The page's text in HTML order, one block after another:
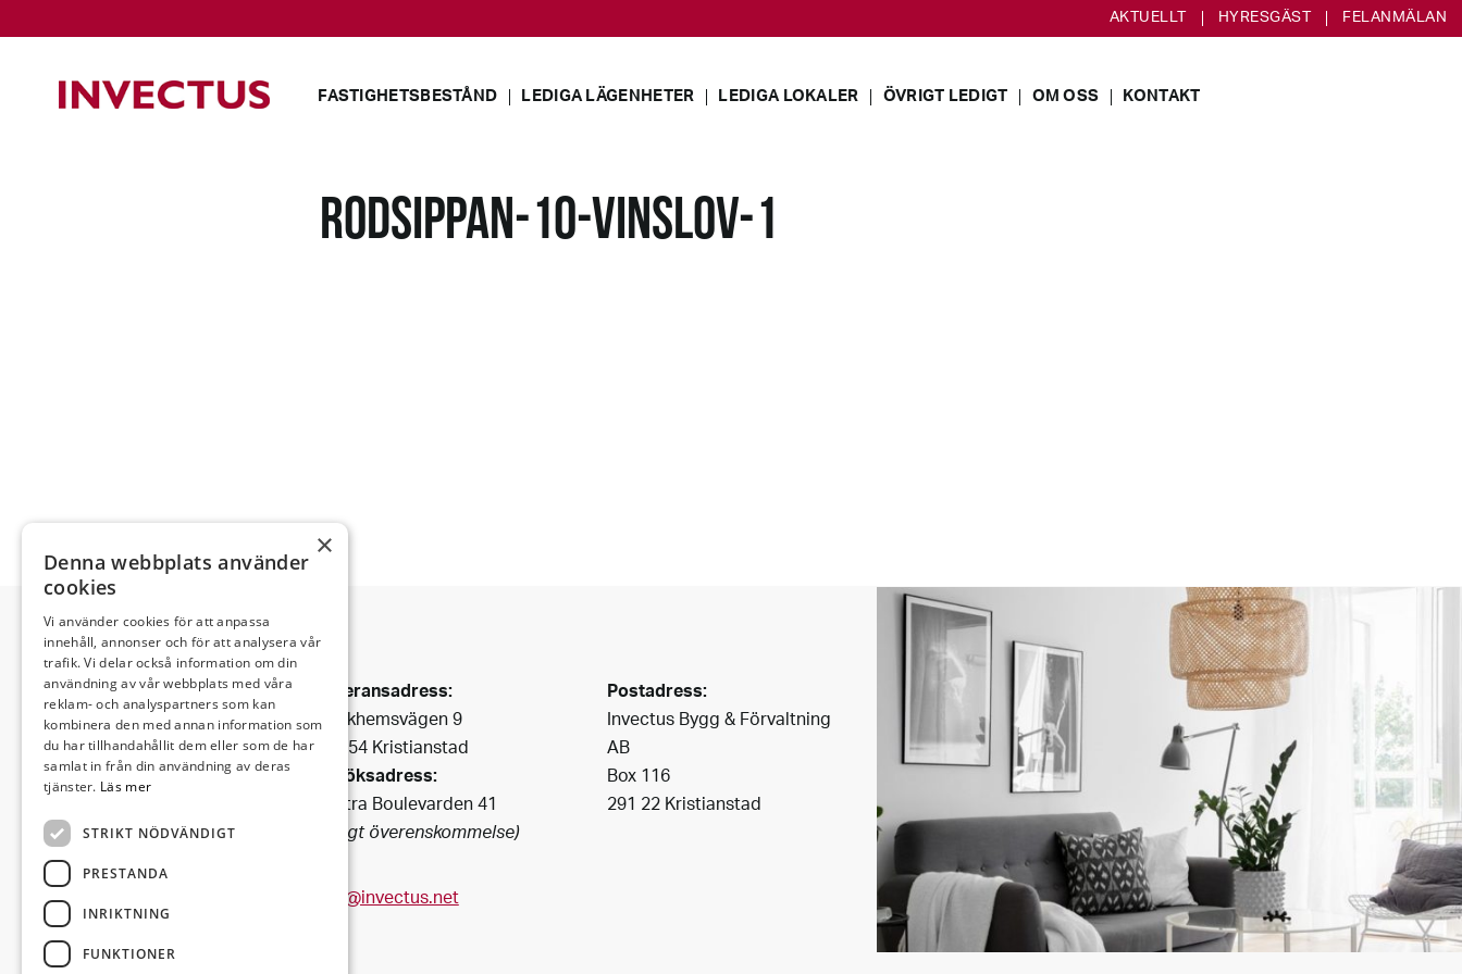
AKTUELLT HYRESGÄST FELANMÄLAN
FASTIGHETSBESTÅND LEDIGA LÄGENHETER LEDIGA LOKALER ÖVRIGT LEDIGT OM OSS KONTAKT
RODSIPPAN-10-VINSLOV-1
Invectus är ett
Bygg & Fastighetsbolag
som har funnits i Kristianstad
sedan 1990.
Vi förvaltar fastigheter i
centrala
Kristianstad och i dess fina
omgivning.
Leveransadress:
Björkhemsvägen 9
291 54 Kristianstad
Besöksadress:
Västra Boulevarden 41
(enligt överenskommelse)
info@invectus.net
Postadress:
Invectus Bygg & Förvaltning
AB
Box 116
291 22 Kristianstad
×
Denna webbplats använder
cookies
Vi använder cookies för att anpassa
innehåll, annonser och för att analysera vår
trafik. Vi delar också information om din
användning av vår webbplats med våra
reklam- och analyspartners som kan
kombinera den med annan information som
du har tillhandahållit dem eller som de har
samlat in från din användning av deras
tjänster. Läs mer
STRIKT NÖDVÄNDIGT
PRESTANDA
INRIKTNING
FUNKTIONER